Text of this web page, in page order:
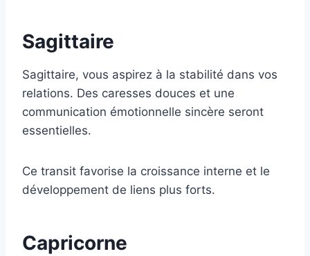
Sagittaire
Sagittaire, vous aspirez à la stabilité dans vos
relations. Des caresses douces et une
communication émotionnelle sincère seront
essentielles.
Ce transit favorise la croissance interne et le
développement de liens plus forts.
Capricorne